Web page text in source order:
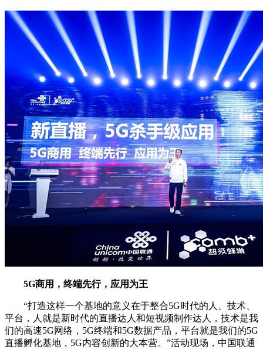
5G商用，终端先行，应用为王
“打造这样一个基地的意义在于整合5G时代的人、技术、
平台，人就是新时代的直播达人和短视频制作达人，技术是我
们的高速5G网络，5G终端和5G数据产品，平台就是我们的5G
直播孵化基地，5G内容创新的大本营。”活动现场，中国联通